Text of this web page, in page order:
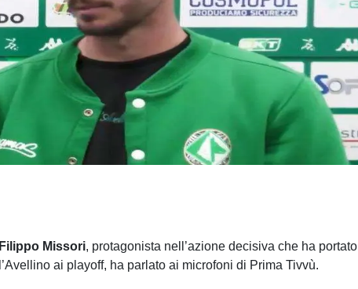
Filippo Missori, protagonista nell’azione decisiva che ha portato
l’Avellino ai playoff, ha parlato ai microfoni di Prima Tivvù.